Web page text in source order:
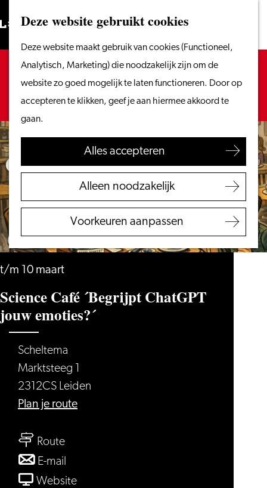
Deze website gebruikt cookies
Deze website maakt gebruik van cookies (Functioneel,
Analytisch, Marketing) die noodzakelijk zijn om de
website zo goed mogelijk te laten functioneren. Door op
accepteren te klikken, geef je aan hiermee akkoord te
gaan.
Alles accepteren
Alleen noodzakelijk
Voorkeuren aanpassen
Ga
naar
homepage
Menu
ZoekenVanaf het water
wandelen
Winkelen
Eten & drinken
Met kinderen
VVV Leiden
Bereikbaarheid
Regio Leiden
Zoeken
Sorry, deze activiteit is niet meer beschikbaar.
Bekijk hetactuele aanbodvoor de beschikbare
opties.
t/m 10 maart
Science Café ´Begrijpt ChatGPT
jouw emoties?´
Scheltema
Marktsteeg 1
2312CS Leiden
Plan je routenaar
Routenaar
Science
Café
E-mail
Science
Websitevan